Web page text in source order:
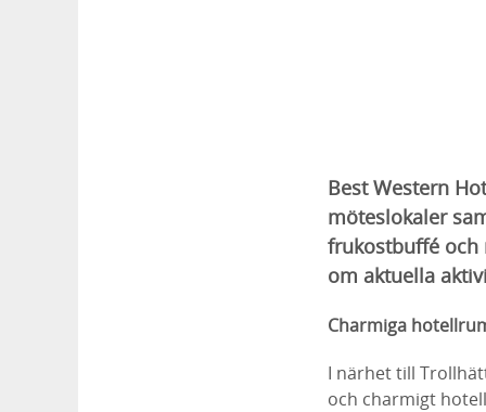
Best Western
möteslokaler
frukostbuffé och
om aktuella
Charmiga
I närhet till
och charmigt